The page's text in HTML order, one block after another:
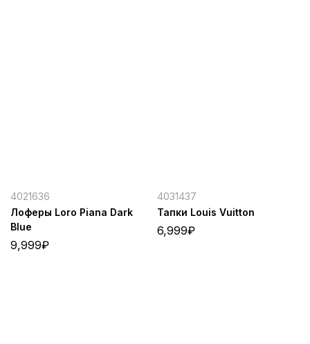
4021636
Лоферы Loro Piana Dark
Blue
9,999₽
4031437
Тапки Louis Vuitton
6,999₽